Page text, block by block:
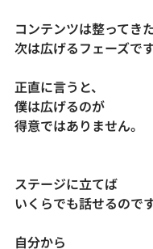
コンテンツは整ってき
次は広げるフェーズです
正直に言うと、
僕は広げるのが
得意ではありません。
ステージに立てば
いくらでも話せるので
自分から